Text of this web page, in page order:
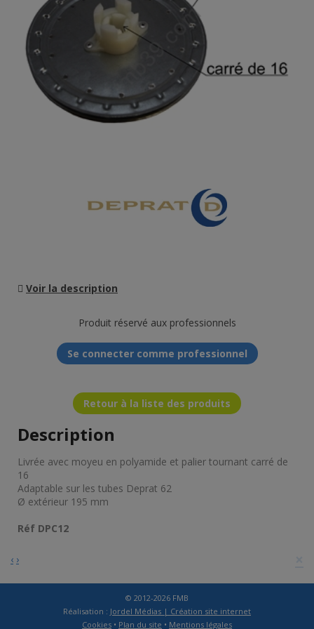
Voir la description
Produit réservé aux professionnels
Se connecter comme professionnel
Retour à la liste des produits
Description
Livrée avec moyeu en polyamide et palier tournant carré de
16
Adaptable sur les tubes Deprat 62
Ø extérieur 195 mm
Réf DPC12
‹ ›
© 2012-2026 FMB
Réalisation : Jordel Médias | Création site internet
Cookies • Plan du site • Mentions légales